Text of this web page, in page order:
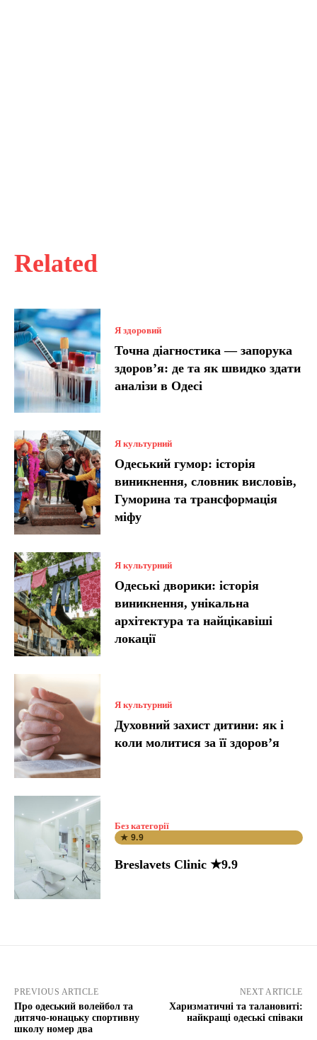
Related
Я здоровий
Точна діагностика — запорука
здоров’я: де та як швидко здати
аналізи в Одесі
Я культурний
Одеський гумор: історія
виникнення, словник висловів,
Гуморина та трансформація
міфу
Я культурний
Одеські дворики: історія
виникнення, унікальна
архітектура та найцікавіші
локації
Я культурний
Духовний захист дитини: як і
коли молитися за її здоров’я
Без категорії
★ 9.9
Breslavets Clinic ★9.9
PREVIOUS ARTICLE
Про одеський волейбол та
дитячо-юнацьку спортивну
школу номер два
NEXT ARTICLE
Харизматичні та талановиті:
найкращі одеські співаки